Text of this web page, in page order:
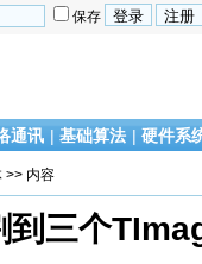
保存
通讯 | 基础算法 | 硬件系
>> 内容
三个